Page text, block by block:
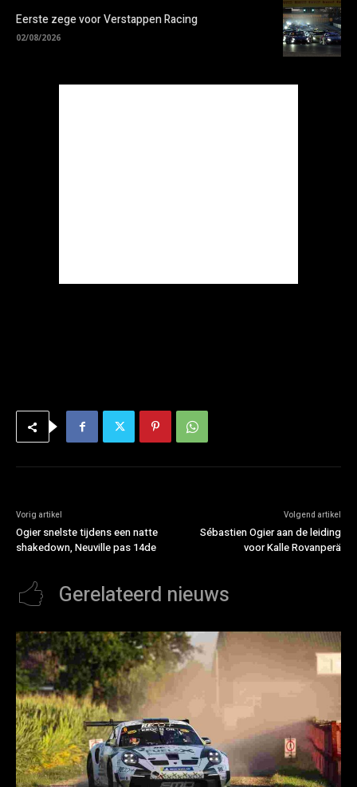
Eerste zege voor Verstappen Racing
02/08/2026
Vorig artikel
Ogier snelste tijdens een natte
shakedown, Neuville pas 14de
Volgend artikel
Sébastien Ogier aan de leiding
voor Kalle Rovanperä
Gerelateerd nieuws